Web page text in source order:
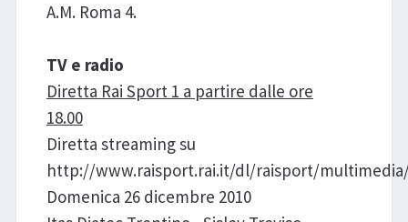
A.M. Roma 4.
TV e radio
Diretta Rai Sport 1 a partire dalle ore
18.00
Diretta streaming su
http://www.raisport.rai.it/dl/raisport/
Domenica 26 dicembre 2010